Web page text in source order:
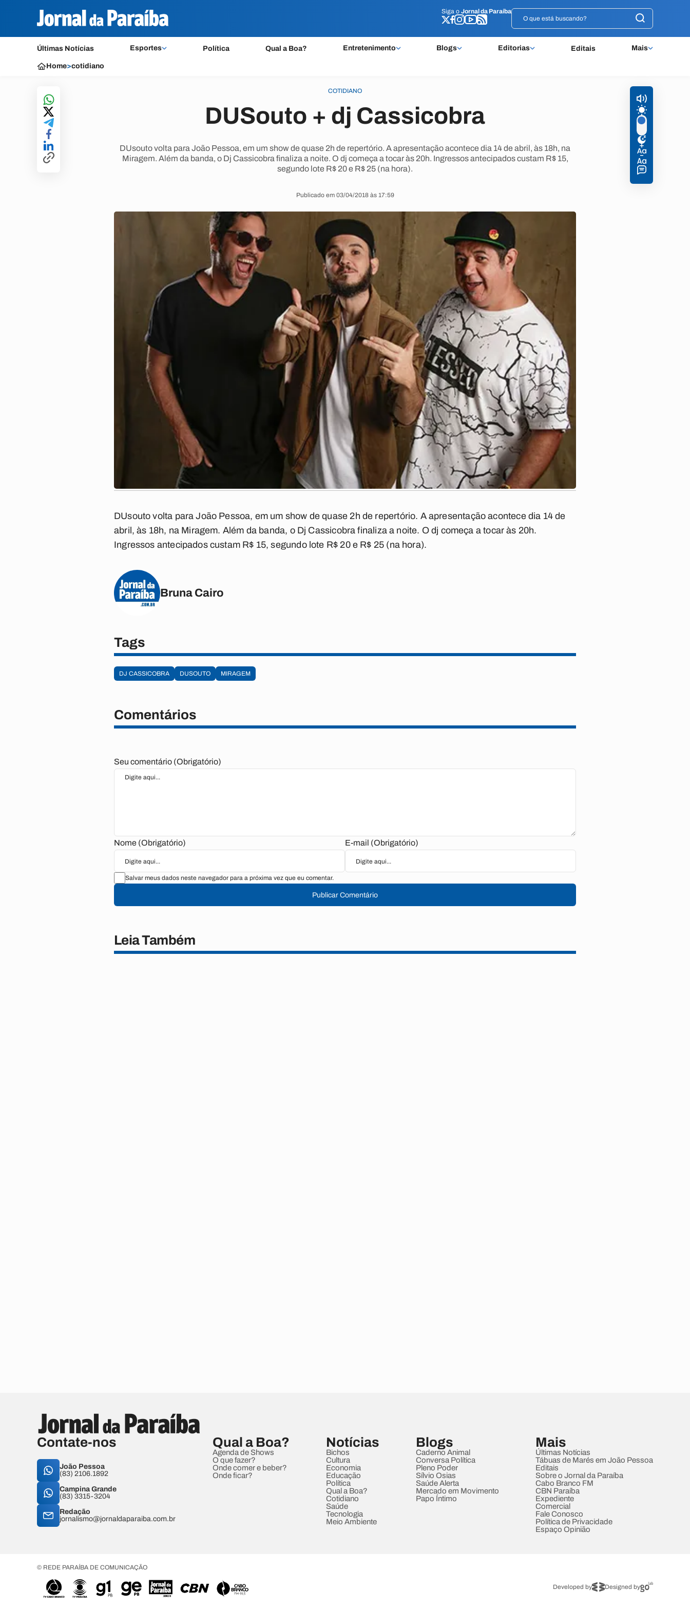
Siga o Jornal da Paraíba
Últimas Notícias Esportes Política Qual a Boa? Entretenimento Blogs Editorias Editais Mais
Siga o Jornal da Paraíba
Home>cotidiano
COTIDIANO
DUSouto + dj Cassicobra
DUsouto volta para João Pessoa, em um show de quase 2h de repertório. A apresentação acontece dia 14 de abril, às 18h, na
Miragem. Além da banda, o Dj Cassicobra finaliza a noite. O dj começa a tocar às 20h. Ingressos antecipados custam R$ 15,
segundo lote R$ 20 e R$ 25 (na hora).
Publicado em 03/04/2018 às 17:59
DUsouto volta para João Pessoa, em um show de quase 2h de repertório. A apresentação acontece dia 14 de
abril, às 18h, na Miragem. Além da banda, o Dj Cassicobra finaliza a noite. O dj começa a tocar às 20h.
Ingressos antecipados custam R$ 15, segundo lote R$ 20 e R$ 25 (na hora).
Bruna Cairo
Tags
DJ CASSICOBRA DUSOUTO MIRAGEM
Comentários
Seu comentário (Obrigatório)
Nome (Obrigatório) E-mail (Obrigatório)
Salvar meus dados neste navegador para a próxima vez que eu comentar.
Publicar Comentário
Leia Também
Contate-nos
João Pessoa
(83) 2106.1892
Campina Grande
(83) 3315-3204
Redação
jornalismo@jornaldaparaiba.com.br
Qual a Boa?
Agenda de Shows
O que fazer?
Onde comer e beber?
Onde ficar?
Notícias
Bichos
Cultura
Economia
Educação
Política
Qual a Boa?
Cotidiano
Saúde
Tecnologia
Meio Ambiente
Blogs
Caderno Animal
Conversa Política
Pleno Poder
Sílvio Osias
Saúde Alerta
Mercado em Movimento
Papo Íntimo
Mais
Últimas Notícias
Tábuas de Marés em João Pessoa
Editais
Sobre o Jornal da Paraíba
Cabo Branco FM
CBN Paraíba
Expediente
Comercial
Fale Conosco
Política de Privacidade
Espaço Opinião
© REDE PARAÍBA DE COMUNICAÇÃO
Developed by Designed by